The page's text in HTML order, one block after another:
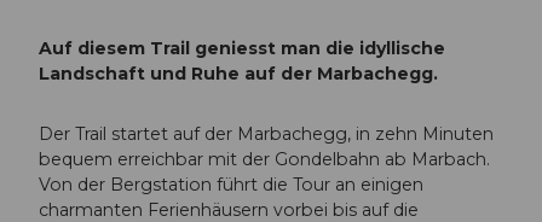
Auf diesem Trail geniesst man die idyllische
Landschaft und Ruhe auf der Marbachegg.
Der Trail startet auf der Marbachegg, in zehn Minuten
bequem erreichbar mit der Gondelbahn ab Marbach.
Von der Bergstation führt die Tour an einigen
charmanten Ferienhäusern vorbei bis auf die